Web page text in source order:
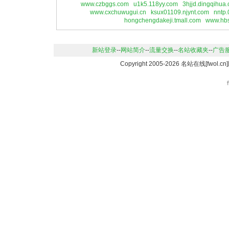
www.czbggs.com
u1k5.118yy.com
www.cxchuwugui.cn
ksux01109.njynt.com
hongchengdakeji.tmall.com
新站登录--网站简介--流量交换--名站收藏夹--广告
Copyright 2005-2026 名站在线